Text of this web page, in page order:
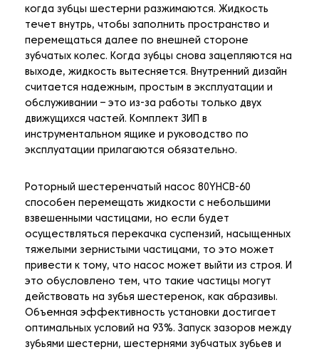
когда зубцы шестерни разжимаются. Жидкость
течет внутрь, чтобы заполнить пространство и
перемещаться далее по внешней стороне
зубчатых колес. Когда зубцы снова зацепляются на
выходе, жидкость вытесняется. Внутренний дизайн
считается надежным, простым в эксплуатации и
обслуживании – это из-за работы только двух
движущихся частей. Комплект ЗИП в
инструментальном ящике и руководство по
эксплуатации прилагаются обязательно.
Роторный шестеренчатый насос 80YHCB-60
способен перемещать жидкости с небольшими
взвешенными частицами, но если будет
осуществляться перекачка суспензий, насыщенных
тяжелыми зернистыми частицами, то это может
привести к тому, что насос может выйти из строя. И
это обусловлено тем, что такие частицы могут
действовать на зубья шестеренок, как абразивы.
Объемная эффективность установки достигает
оптимальных условий на 93%. Запуск зазоров между
зубьями шестерни, шестернями зубчатых зубьев и